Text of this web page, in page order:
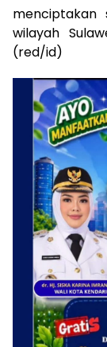
menciptakan
wilayah
(red/id)